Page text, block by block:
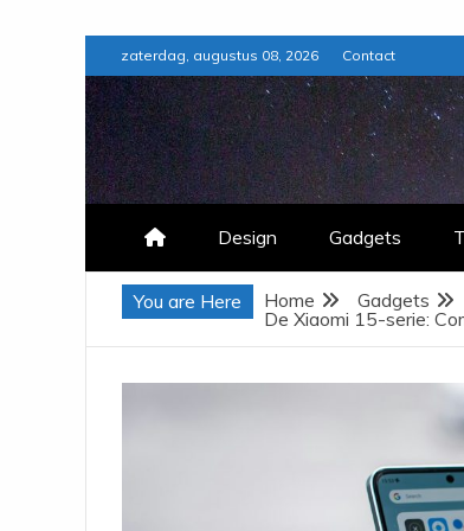
to
content
zaterdag, augustus 08, 2026 Contact
Design Gadgets
You are Here Home
Gadgets
De Xiaomi 15-serie: